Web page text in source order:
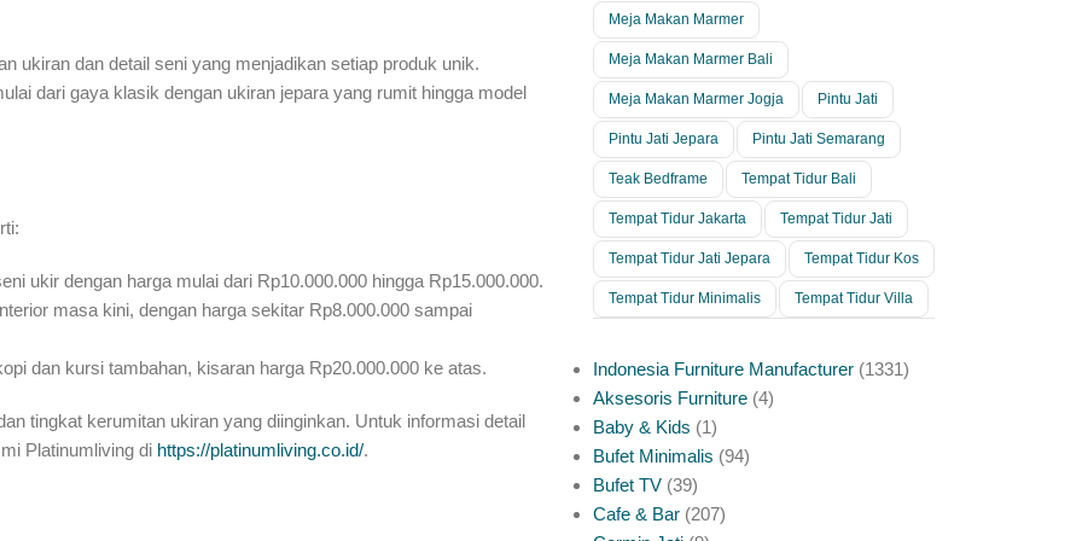
ukiran dan detail seni yang menjadikan setiap produk unik.
dari gaya klasik dengan ukiran jepara yang rumit hingga model
ukir dengan harga mulai dari Rp10.000.000 hingga Rp15.000.000.
masa kini, dengan harga sekitar Rp8.000.000 sampai
dan kursi tambahan, kisaran harga Rp20.000.000 ke atas.
tingkat kerumitan ukiran yang diinginkan. Untuk informasi detail
Platinumliving di https://platinumliving.co.id/.
Meja Makan Marmer
Meja Makan Marmer Bali
Meja Makan Marmer Jogja Pintu Jati
Pintu Jati Jepara Pintu Jati Semarang
Teak Bedframe Tempat Tidur Bali
Tempat Tidur Jakarta Tempat Tidur Jati
Tempat Tidur Jati Jepara Tempat Tidur Kos
Tempat Tidur Minimalis Tempat Tidur Villa
Indonesia Furniture Manufacturer 1331
Aksesoris Furniture 4
Baby & Kids 1
Bufet Minimalis 94
Bufet TV 39
Cafe & Bar 207